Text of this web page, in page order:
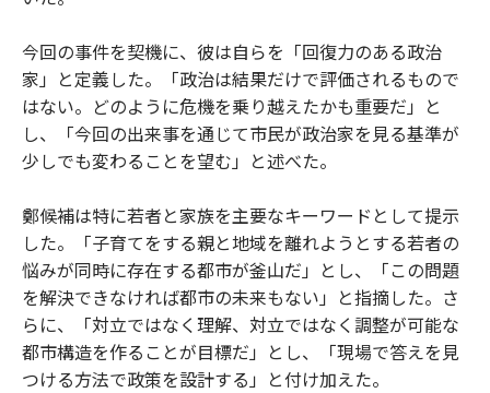
今回の事件を契機に、彼は自らを「回復力のある政治
家」と定義した。「政治は結果だけで評価されるもので
はない。どのように危機を乗り越えたかも重要だ」と
し、「今回の出来事を通じて市民が政治家を見る基準が
少しでも変わることを望む」と述べた。
鄭候補は特に若者と家族を主要なキーワードとして提示
した。「子育てをする親と地域を離れようとする若者の
悩みが同時に存在する都市が釜山だ」とし、「この問題
を解決できなければ都市の未来もない」と指摘した。さ
らに、「対立ではなく理解、対立ではなく調整が可能な
都市構造を作ることが目標だ」とし、「現場で答えを見
つける方法で政策を設計する」と付け加えた。